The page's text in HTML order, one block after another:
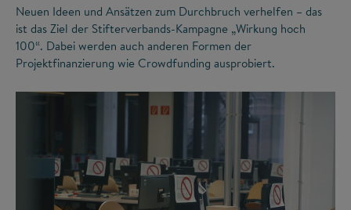
Neuen Ideen und Ansätzen zum Durchbruch verhelfen – das
ist das Ziel der Stifterverbands-Kampagne „Wirkung hoch
100“. Dabei werden auch anderen Formen der
Projektfinanzierung wie Crowdfunding ausprobiert.